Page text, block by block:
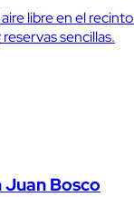
libre en el
sencillas.
Bosco